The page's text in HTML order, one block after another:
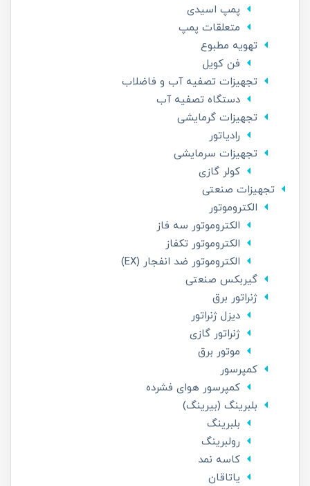
پمپ اسیدی
متعلقات پمپ
تهویه مطبوع
فن کویل
تجهیزات تصفیه آب و فاضلاب
دستگاه تصفیه آب
تجهیزات گرمایشی
رادیاتور
تجهیزات سرمایشی
کولر گازی
تجهیزات صنعتی
الکتروموتور
الکتروموتور سه فاز
الکتروموتور تکفاز
الکتروموتور ضد انفجار (EX)
گیربکس صنعتی
ژنراتور برق
دیزل ژنراتور
ژنراتور گازی
موتور برق
کمپرسور
کمپرسور هوای فشرده
بلبرینگ (بیرینگ)
بلبرینگ
رولبرینگ
کاسه نمد
یاتاقان